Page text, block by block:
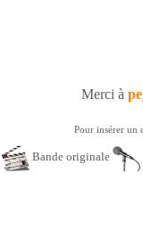
Merci à
Pour insérer un
Bande originale